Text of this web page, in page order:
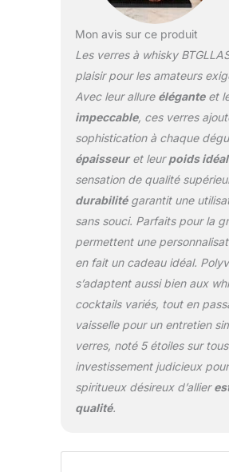
Mon avis sur ce produit
Les verres à whisky
plaisir pour les amateurs
Avec leur allure éléganteet
impeccable, ces verres
sophistication à chaque
épaisseuret leurpoids idéal
sensation de qualité
durabilitégarantit une
sans souci. Parfaits pour la
permettent une
en fait un cadeau idéal.
s’adaptent aussi bien aux
cocktails variés, tout en
vaisselle pour un entretien
verres, noté 5 étoiles sur
investissement judicieux
spiritueux désireux d’allier
qualité.